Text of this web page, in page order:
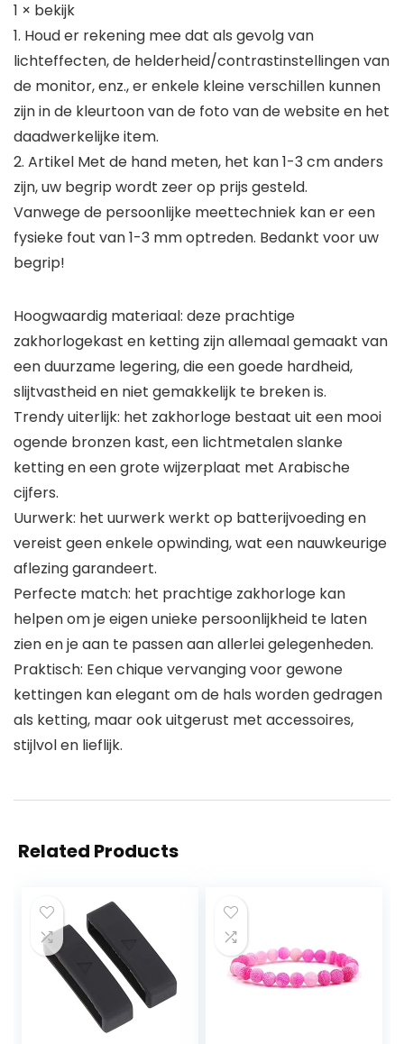
1 × bekijk
1. Houd er rekening mee dat als gevolg van
lichteffecten, de helderheid/contrastinstellingen van
de monitor, enz., er enkele kleine verschillen kunnen
zijn in de kleurtoon van de foto van de website en het
daadwerkelijke item.
2. Artikel Met de hand meten, het kan 1-3 cm anders
zijn, uw begrip wordt zeer op prijs gesteld.
Vanwege de persoonlijke meettechniek kan er een
fysieke fout van 1-3 mm optreden. Bedankt voor uw
begrip!
Hoogwaardig materiaal: deze prachtige
zakhorlogekast en ketting zijn allemaal gemaakt van
een duurzame legering, die een goede hardheid,
slijtvastheid en niet gemakkelijk te breken is.
Trendy uiterlijk: het zakhorloge bestaat uit een mooi
ogende bronzen kast, een lichtmetalen slanke
ketting en een grote wijzerplaat met Arabische
cijfers.
Uurwerk: het uurwerk werkt op batterijvoeding en
vereist geen enkele opwinding, wat een nauwkeurige
aflezing garandeert.
Perfecte match: het prachtige zakhorloge kan
helpen om je eigen unieke persoonlijkheid te laten
zien en je aan te passen aan allerlei gelegenheden.
Praktisch: Een chique vervanging voor gewone
kettingen kan elegant om de hals worden gedragen
als ketting, maar ook uitgerust met accessoires,
stijlvol en lieflijk.
Related Products